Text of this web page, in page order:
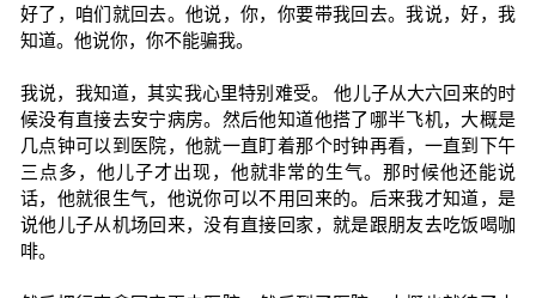
好了，咱们就回去。他说，你，你要带我回去。我说，好，我
知道。他说你，你不能骗我。
我说，我知道，其实我心里特别难受。 他儿子从大六回来的时
候没有直接去安宁病房。然后他知道他搭了哪半飞机，大概是
几点钟可以到医院，他就一直盯着那个时钟再看，一直到下午
三点多，他儿子才出现，他就非常的生气。那时候他还能说
话，他就很生气，他说你可以不用回来的。后来我才知道，是
说他儿子从机场回来，没有直接回家，就是跟朋友去吃饭喝咖
啡。